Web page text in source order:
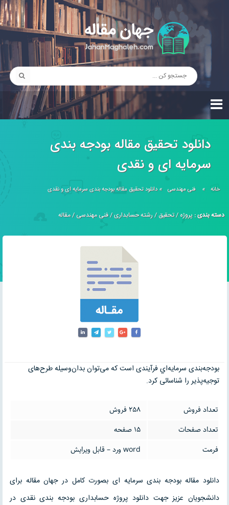
دانلود تحقیق مقاله بودجه بندی
سرمایه ای و نقدی
خانه » فنی مهندسی »دانلود تحقیق مقاله بودجه بندی سرمایه ای و نقدی
دسته بندی : پروژه/تحقیق/رشته حسابداری/فنی مهندسی/مقاله
بودجه‌بندى سرمايه‌اي فرآيندى است که مى‌توان بدان‌وسيله طرح‌هاى
توجيه‌پذير را شناسائى کرد.
تعداد فروش
258 فروش
تعداد صفحات
15 صفحه
فرمت
word ورد – قابل ویرایش
دانلود مقاله بودجه بندی سرمایه ای بصورت کامل در جهان مقاله برای
دانشجویان عزیز جهت دانلود پروژه حسابداری بودجه بندی نقدی در